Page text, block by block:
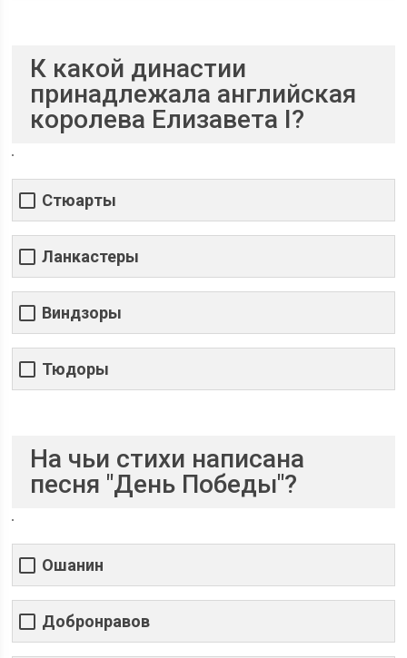
К какой династии
принадлежала английская
королева Елизавета I?
Стюарты
Ланкастеры
Виндзоры
Тюдоры
На чьи стихи написана
песня "День Победы"?
Ошанин
Добронравов